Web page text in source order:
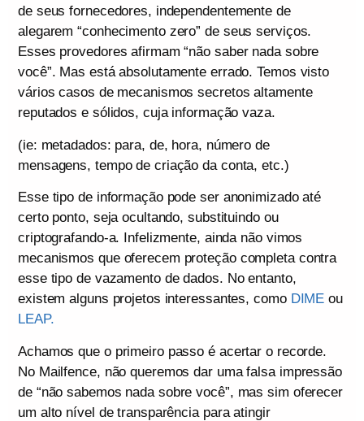
de seus fornecedores, independentemente de
alegarem “conhecimento zero” de seus serviços.
Esses provedores afirmam “não saber nada sobre
você”. Mas está absolutamente errado. Temos visto
vários casos de mecanismos secretos altamente
reputados e sólidos, cuja informação vaza.
(ie: metadados: para, de, hora, número de
mensagens, tempo de criação da conta, etc.)
Esse tipo de informação pode ser anonimizado até
certo ponto, seja ocultando, substituindo ou
criptografando-a. Infelizmente, ainda não vimos
mecanismos que oferecem proteção completa contra
esse tipo de vazamento de dados. No entanto,
existem alguns projetos interessantes, como DIME ou
LEAP.
Achamos que o primeiro passo é acertar o recorde.
No Mailfence, não queremos dar uma falsa impressão
de “não sabemos nada sobre você”, mas sim oferecer
um alto nível de transparência para atingir